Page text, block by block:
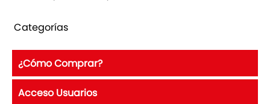
Categorías
¿Cómo Comprar?
Acceso Usuarios